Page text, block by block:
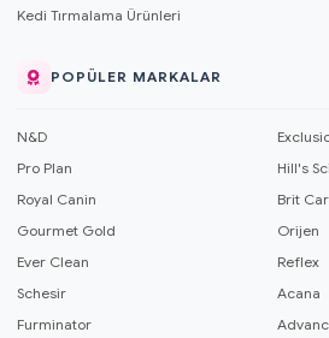
Kedi Tırmalama Ürünleri
POPÜLER MARKALAR
N&D
Pro Plan
Hill's
Royal Canin
Brit
Gourmet Gold
Orijen
Ever Clean
Reflex
Schesir
Acana
Furminator